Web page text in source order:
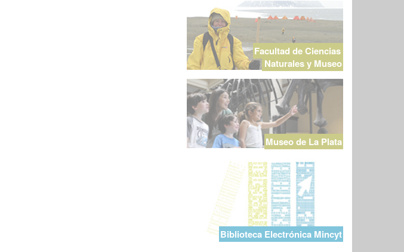
Facultad de Ciencias
Naturales y Museo
Museo de La Plata
Biblioteca Electrónica Mincyt